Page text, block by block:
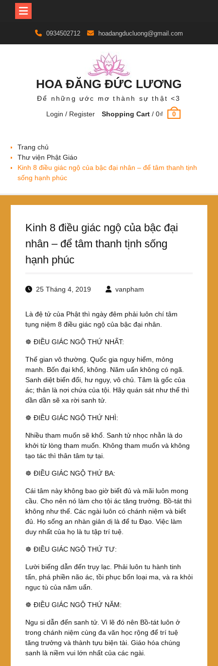
content
0934502712 hoadangducluong@gmail.com
HOA ĐĂNG ĐỨC LƯƠNG
Để những ước mơ thành sự thật <3
Login / Register
Shopping Cart /0₫ 0
Trang chủ
Thư viện Phật Giáo
Kinh 8 điều giác ngộ của bậc đại nhân – để tâm thanh tịnh
sống hạnh phúc
Kinh 8 điều giác ngộ của bậc đại
nhân – để tâm thanh tịnh sống
hạnh phúc
25 Tháng 4, 2019 vanpham
Là đệ tử của Phật thì ngày đêm phải luôn chí tâm
tụng niệm 8 điều giác ngộ của bậc đại nhân.
☸ ĐIỀU GIÁC NGỘ THỨ NHẤT:
Thế gian vô thường. Quốc gia nguy hiểm, mỏng
manh. Bốn đại khổ, không. Năm uẩn không có ngã.
Sanh diệt biến đổi, hư ngụy, vô chủ. Tâm là gốc của
ác; thân là nơi chứa của tội. Hãy quán sát như thế thì
dần dần sẽ xa rời sanh tử.
☸ ĐIỀU GIÁC NGỘ THỨ NHÌ:
Nhiều tham muốn sẽ khổ. Sanh tử nhọc nhằn là do
khởi từ lòng tham muốn. Không tham muốn và không
tạo tác thì thân tâm tự tại.
☸ ĐIỀU GIÁC NGỘ THỨ BA:
Cái tâm này không bao giờ biết đủ và mãi luôn mong
cầu. Cho nên nó làm cho tội ác tăng trưởng. Bồ-tát thì
không như thế. Các ngài luôn có chánh niệm và biết
đủ. Họ sống an nhàn giản dị là để tu Đạo. Việc làm
duy nhất của họ là tu tập trí tuệ.
☸ ĐIỀU GIÁC NGỘ THỨ TƯ:
Lười biếng dẫn đến trụy lạc. Phải luôn tu hành tinh
tấn, phá phiền não ác, tồi phục bốn loại ma, và ra khỏi
ngục tù của năm uẩn.
☸ ĐIỀU GIÁC NGỘ THỨ NĂM:
Ngu si dẫn đến sanh tử. Vì lẽ đó nên Bồ-tát luôn ở
trong chánh niệm cùng đa văn học rộng để trí tuệ
tăng trưởng và thành tựu biện tài. Giáo hóa chúng
sanh là niềm vui lớn nhất của các ngài.